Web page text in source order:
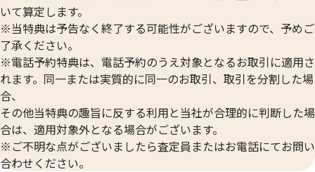
いて算定します。
※当特典は予告なく終了する可能性がございますので、予めご
了承ください。
※電話予約特典は、電話予約のうえ対象となるお取引に適用さ
れます。同一または実質的に同一のお取引、取引を分割した場
合、
その他当特典の趣旨に反する利用と当社が合理的に判断した場
合は、適用対象外となる場合がございます。
※ご不明な点がございましたら査定員またはお電話にてお問い
合わせください。